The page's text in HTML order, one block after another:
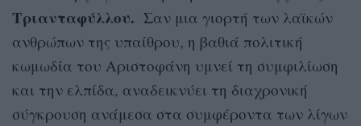
Τριανταφύλλου. Σαν μια γιορτή των λαϊκών
ανθρώπων της υπαίθρου, η βαθιά πολιτική
κωμωδία του Αριστοφάνη υμνεί τη συμφιλίωση
και την ελπίδα, αναδεικνύει τη διαχρονική
σύγκρουση ανάμεσα στα συμφέροντα των λίγων